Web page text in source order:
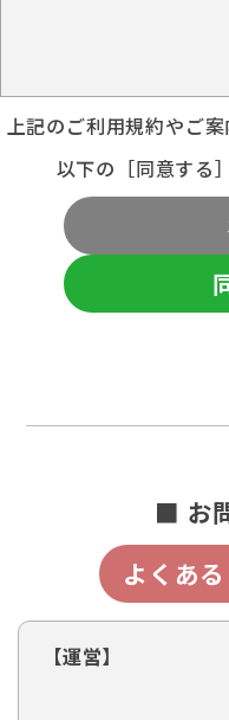
上記のご利用規約やご
以下の［同意する
■ お
よくあ
【運営】